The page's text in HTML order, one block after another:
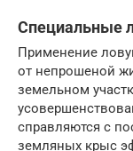
Специальные
Применение
от непрошеной
земельном
справляются с
земляных крыс